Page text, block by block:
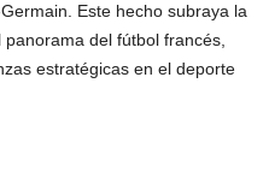
Este hecho subraya la
del fútbol francés,
estratégicas en el deporte